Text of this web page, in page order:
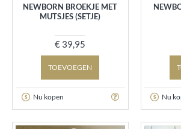
NEWBORN BROEKJE MET
MUTSJES (SETJE)
€ 39,95
TOEVOEGEN
Nu kopen Nu